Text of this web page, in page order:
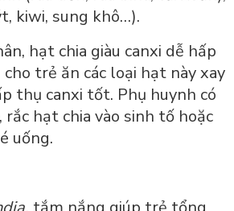
kiwi, sung khô…).
hạt chia giàu canxi dễ hấp
trẻ ăn các loại hạt này xay
thụ canxi tốt. Phụ huynh có
hạt chia vào sinh tố hoặc
uống.